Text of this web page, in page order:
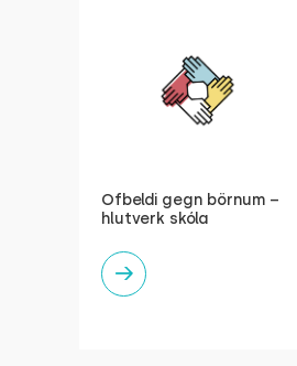
Ofbeldi gegn börnum –
hlutverk skóla